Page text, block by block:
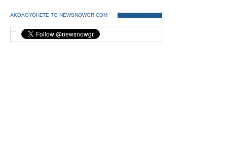
ΑΚΟΛΟΥΘΗΣΤΕ ΤΟ NEWSNOWGR.COM